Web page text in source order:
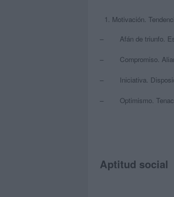
Motivación.
– Afán de triunfo.
– Compromiso.
– Iniciativa.
– Optimismo.
Aptitud social